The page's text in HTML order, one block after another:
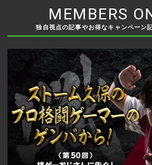
MEMBERS
独自視点の記事やお得なキャンペーン